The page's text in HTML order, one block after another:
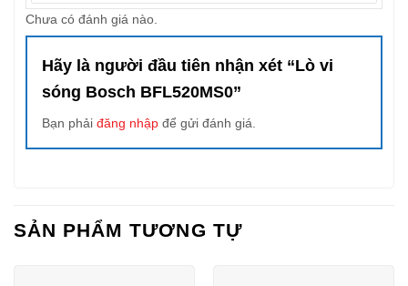
Chưa có đánh giá nào.
Hãy là người đầu tiên nhận xét “Lò vi
sóng Bosch BFL520MS0”
Bạn phải đăng nhập để gửi đánh giá.
SẢN PHẨM TƯƠNG TỰ